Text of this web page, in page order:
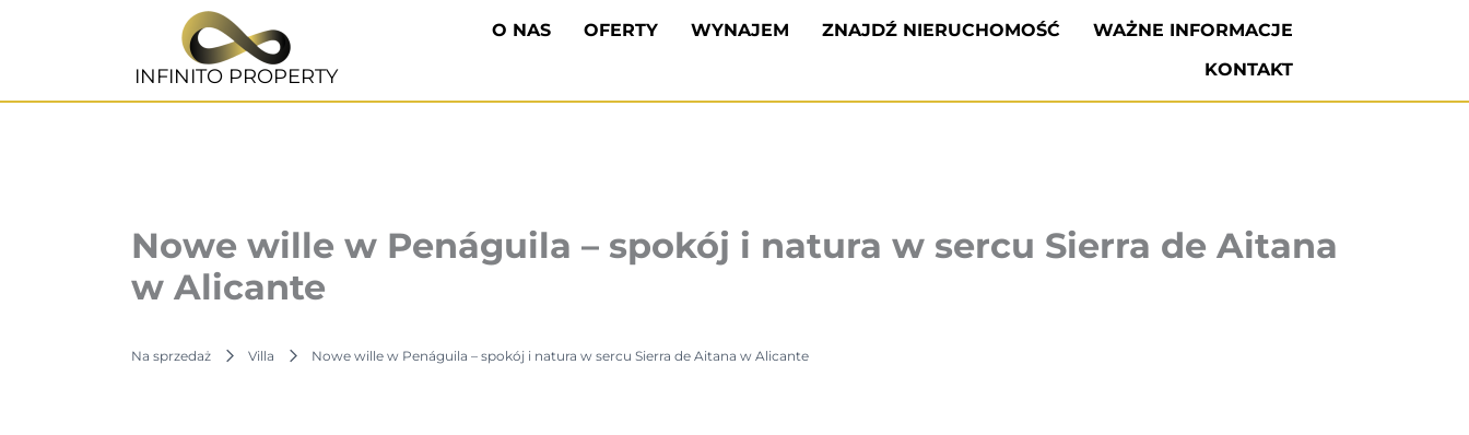
INFINITO PROPERTY
O NAS OFERTY WYNAJEM ZNAJDŹ NIERUCHOMOŚĆ
WAŻNE INFORMACJE
KONTAKT
Nowe wille w Penáguila – spokój i natura w sercu Sierra de Aitana
w Alicante
Na sprzedaż Villa Nowe wille w Penáguila – spokój i natura w sercu Sierra de Aitana w Alicante